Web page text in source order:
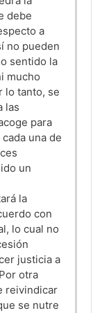
debe
a
no pueden
sentido la
mucho
lo tanto, se
las
para
una de
un
la
con
lo cual no
justicia a
otra
reivindicar
se nutre